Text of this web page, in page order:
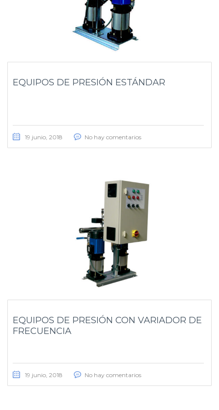
EQUIPOS DE PRESIÓN ESTÁNDAR
19 junio, 2018 No hay comentarios
EQUIPOS DE PRESIÓN CON VARIADOR DE
FRECUENCIA
19 junio, 2018 No hay comentarios